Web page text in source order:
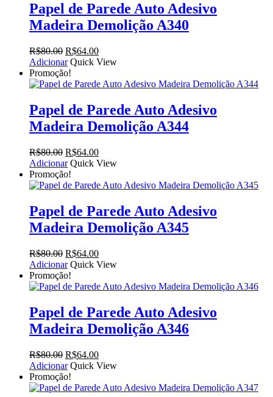
Papel de Parede Auto Adesivo
Madeira Demolição A340
R$80.00 O
preço
original
era:
R$64.00O
preço
é:
Adicionar Quick View
Promoção!
Papel de Parede Auto Adesivo
Madeira Demolição A344
R$80.00 O
preço
original
era:
R$64.00O
preço
é:
Adicionar Quick View
Promoção!
Papel de Parede Auto Adesivo
Madeira Demolição A345
R$80.00 O
preço
original
era:
R$64.00O
preço
é:
Adicionar Quick View
Promoção!
Papel de Parede Auto Adesivo
Madeira Demolição A346
R$80.00 O
preço
original
era:
R$64.00O
preço
é:
Adicionar Quick View
Promoção!